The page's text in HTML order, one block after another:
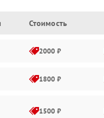
Стоимость
2000 ₽
1800 ₽
1500 ₽